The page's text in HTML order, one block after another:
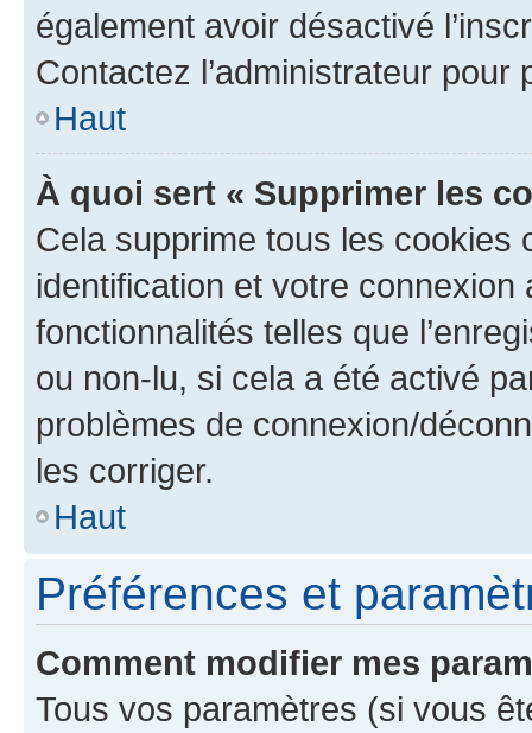
également avoir désactivé
Contactez l’administrateur
Haut
À quoi sert « Supprimer les
Cela supprime tous les cookies
identification et votre
fonctionnalités telles que
ou non-lu, si cela a été activé
problèmes de connexion/
les corriger.
Haut
Préférences et
Comment modifier mes
Tous vos paramètres (si vous